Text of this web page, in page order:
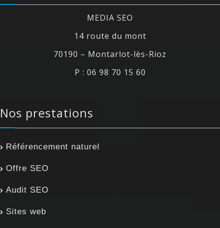
MEDIA SEO
14 route du mont
70190 – Montarlot-lès-Rioz
P : 06 98 70 15 60
Nos prestations
Référencement naturel
Offre SEO
Audit SEO
Sites web